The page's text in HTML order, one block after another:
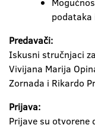
podataka
Predavači:
Iskusni stručnjaci
Vivijana Marija
Zornada i Rikardo
Prijava:
Prijave su otvorene